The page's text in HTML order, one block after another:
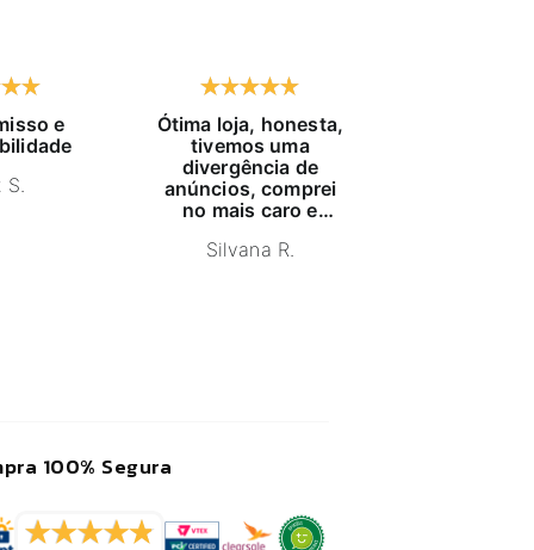
e
S.
Ótima loja, honesta,
tivemos uma
divergência de
anúncios, comprei
no mais caro e
furado, pois me
Silvana R.
100% Segura